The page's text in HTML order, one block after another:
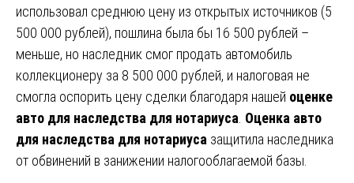
использовал среднюю цену из открытых источников (5
500 000 рублей), пошлина была бы 16 500 рублей –
меньше, но наследник смог продать автомобиль
коллекционеру за 8 500 000 рублей, и налоговая не
смогла оспорить цену сделки благодаря нашей оценке
авто для наследства для нотариуса Оценка авто
для наследства для нотариуса защитила наследника
от обвинений в занижении налогооблагаемой базы.